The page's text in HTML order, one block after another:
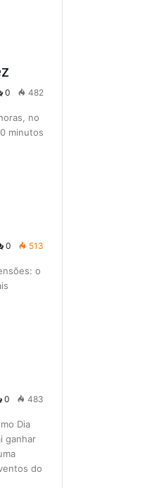
0 482
no
minutos
0 513
o
0 483
Dia
ganhar
do